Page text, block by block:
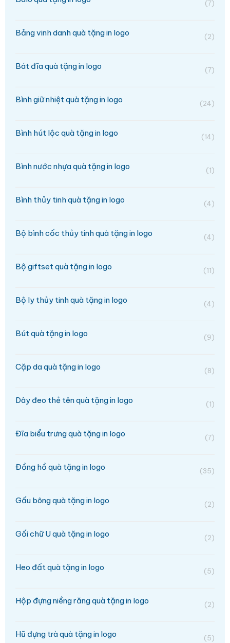
(7)
Bảng vinh danh quà tặng in logo (2)
Bát đĩa quà tặng in logo (7)
Bình giữ nhiệt quà tặng in logo (24)
Bình hút lộc quà tặng in logo (14)
Bình nước nhựa quà tặng in logo (1)
Bình thủy tinh quà tặng in logo (4)
Bộ bình cốc thủy tinh quà tặng in logo (4)
Bộ giftset quà tặng in logo (11)
Bộ ly thủy tinh quà tặng in logo (4)
Bút quà tặng in logo (9)
Cặp da quà tặng in logo (8)
Dây đeo thẻ tên quà tặng in logo (1)
Đĩa biểu trưng quà tặng in logo (7)
Đồng hồ quà tặng in logo (35)
Gấu bông quà tặng in logo (2)
Gối chữ U quà tặng in logo (2)
Heo đất quà tặng in logo (5)
Hộp đựng niềng răng quà tặng in logo (2)
Hũ đựng trà quà tặng in logo (5)